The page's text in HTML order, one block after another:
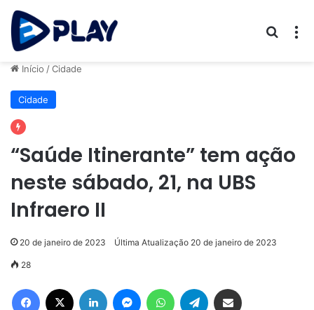
Início /Cidade
Cidade
“Saúde Itinerante” tem ação
neste sábado, 21, na UBS
Infraero II
20 de janeiro de 2023 Última Atualização 20 de janeiro de 2023
28
Facebook Linkedin MessengerWhatsAppTelegram